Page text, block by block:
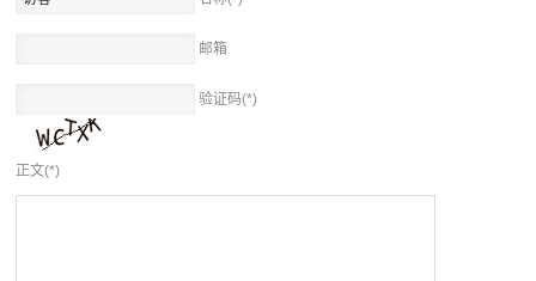
邮箱
验证码(*)
正文(*)